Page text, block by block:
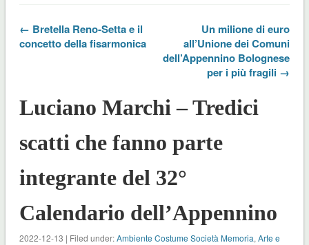
← Bretella Reno-Setta e il
concetto della fisarmonica
Un milione di euro
all’Unione dei Comuni
dell’Appennino Bolognese
per i più fragili →
Luciano Marchi – Tredici
scatti che fanno parte
integrante del 32°
Calendario dell’Appennino
2022-12-13 | Filed under:Ambiente Costume Società Memoria, Arte e